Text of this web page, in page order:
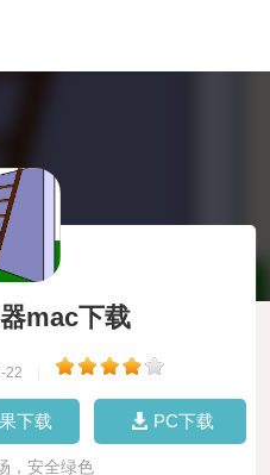
mac下载
22
下载 PC下载
，安全绿色